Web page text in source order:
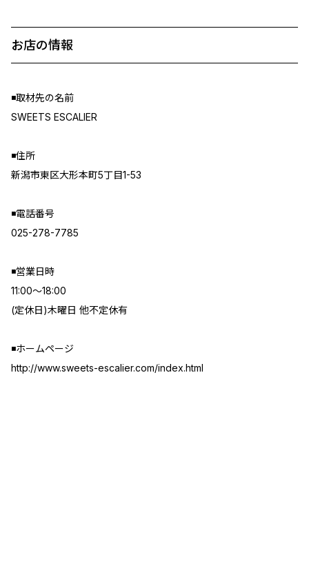
お店の情報
◾️取材先の名前
SWEETS ESCALIER
◾️住所
新潟市東区大形本町5丁目1-53
◾️電話番号
025-278-7785
◾️営業日時
11:00〜18:00
(定休日)木曜日 他不定休有
◾️ホームページ
http://www.sweets-escalier.com/index.html